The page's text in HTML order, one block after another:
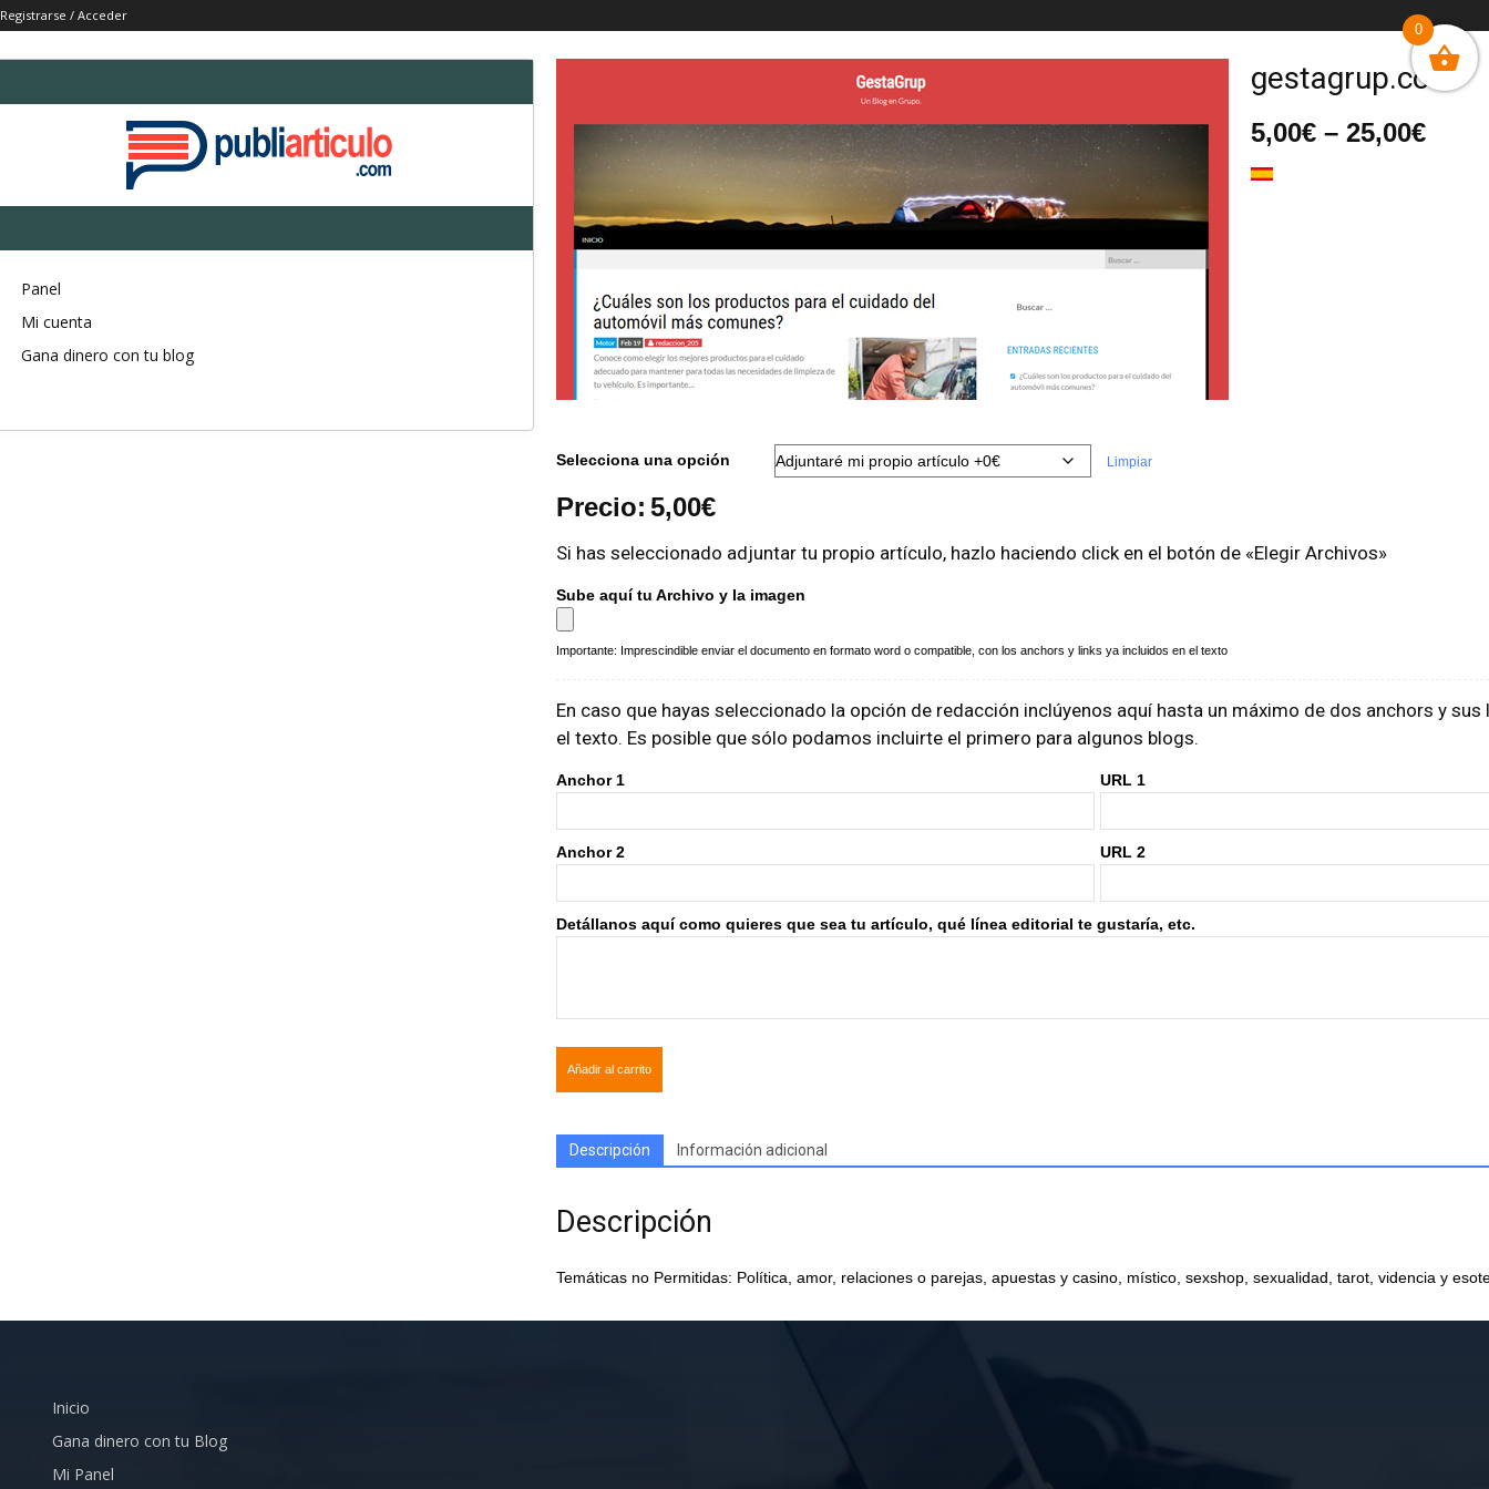
Registrarse / Acceder
gestagrup.com
5,00€ – 25,00€
Selecciona una opción Limpiar
Precio: 5,00€
Si has seleccionado adjuntar tu propio artículo, hazlo haciendo click en el botón de «Elegir Archivos»
Sube aquí tu Archivo y la imagen
Importante: Imprescindible enviar el documento en formato word o compatible, con los anchors y links ya incluidos en el texto
En caso que hayas seleccionado la opción de redacción inclúyenos aquí hasta un máximo de dos anchors y sus
el texto. Es posible que sólo podamos incluirte el primero para algunos blogs.
Anchor 1 URL 1
Anchor 2 URL 2
Detállanos aquí como quieres que sea tu artículo, qué línea editorial te gustaría, etc.
Añadir al carrito
Descripción Información adicional
Descripción
Temáticas no Permitidas: Política, amor, relaciones o parejas, apuestas y casino, místico, sexshop, sexualidad, tarot, videncia y
Panel
Mi cuenta
Gana dinero con tu blog
Inicio
Gana dinero con tu Blog
Mi Panel
0